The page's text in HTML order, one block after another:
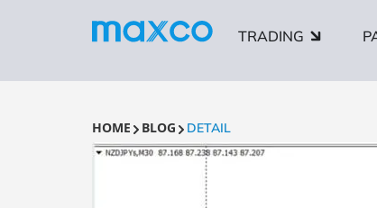
TRADING
HOME BLOG DETAIL